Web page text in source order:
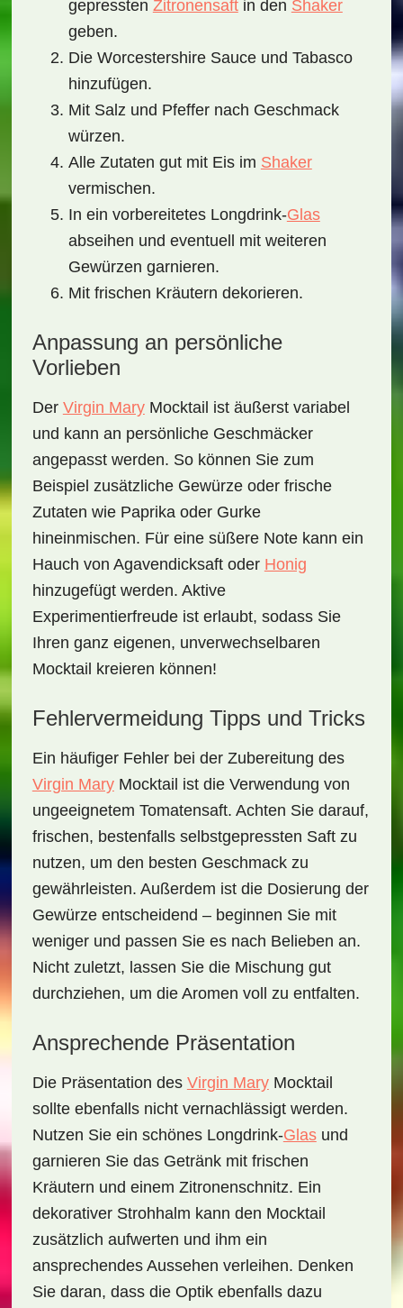
gepressten Zitronensaftin den Shaker
geben.
Die Worcestershire Sauce und Tabasco
hinzufügen.
Mit Salzund Pfeffernach Geschmack
würzen.
Alle Zutaten gut mit Eis im Shaker
vermischen.
In ein vorbereitetes Longdrink-Glas
abseihen und eventuell mit weiteren
Gewürzen garnieren.
Mit frischen Kräutern dekorieren.
Anpassung an persönliche
Vorlieben
Der Virgin MaryMocktail ist äußerst variabel
und kann an persönliche Geschmäcker
angepasst werden. So können Sie zum
Beispiel zusätzliche Gewürze oder frische
Zutaten wie Paprika oder Gurke
hineinmischen. Für eine süßere Note kann ein
Hauch von Agavendicksaft oder Honig
hinzugefügt werden. Aktive
Experimentierfreude ist erlaubt, sodass Sie
Ihren ganz eigenen, unverwechselbaren
Mocktail kreieren können!
Fehlervermeidung Tipps und Tricks
Ein häufiger Fehler bei der Zubereitung des
Virgin MaryMocktail ist die Verwendung von
ungeeignetem Tomatensaft. Achten Sie darauf,
frischen, bestenfalls selbstgepressten Saft zu
nutzen, um den besten Geschmack zu
gewährleisten. Außerdem ist die Dosierung der
Gewürze entscheidend – beginnen Sie mit
weniger und passen Sie es nach Belieben an.
Nicht zuletzt, lassen Sie die Mischung gut
durchziehen, um die Aromen voll zu entfalten.
Ansprechende Präsentation
Die Präsentation des Virgin MaryMocktail
sollte ebenfalls nicht vernachlässigt werden.
Nutzen Sie ein schönes Longdrink-Glasund
garnieren Sie das Getränk mit frischen
Kräutern und einem Zitronenschnitz. Ein
dekorativer Strohhalm kann den Mocktail
zusätzlich aufwerten und ihm ein
ansprechendes Aussehen verleihen. Denken
Sie daran, dass die Optik ebenfalls dazu